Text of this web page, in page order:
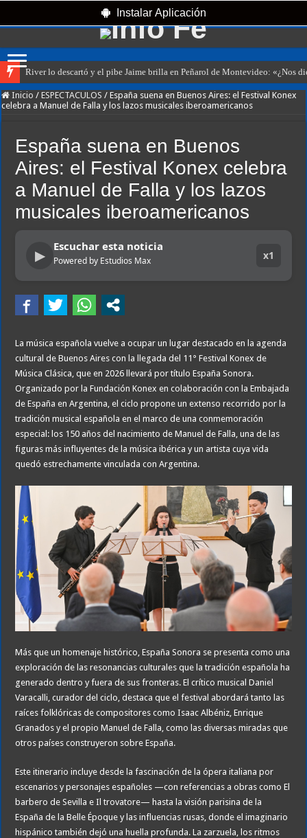
Instalar Aplicación
River lo descartó y el pibe Jaime brilla en Peñarol de Montevideo: «¿Nos
Inicio / ESPECTACULOS / España suena en Buenos Aires: el Festival Konex
celebra a Manuel de Falla y los lazos musicales iberoamericanos
España suena en Buenos
Aires: el Festival Konex celebra
a Manuel de Falla y los lazos
musicales iberoamericanos
▶
Escuchar esta noticia
Powered by Estudios Max x1
La música española vuelve a ocupar un lugar destacado en la agenda
cultural de Buenos Aires con la llegada del 11° Festival Konex de
Música Clásica, que en 2026 llevará por título España Sonora.
Organizado por la Fundación Konex en colaboración con la Embajada
de España en Argentina, el ciclo propone un extenso recorrido por la
tradición musical española en el marco de una conmemoración
especial: los 150 años del nacimiento de Manuel de Falla, una de las
figuras más influyentes de la música ibérica y un artista cuya vida
quedó estrechamente vinculada con Argentina.
Más que un homenaje histórico, España Sonora se presenta como una
exploración de las resonancias culturales que la tradición española ha
generado dentro y fuera de sus fronteras. El crítico musical Daniel
Varacalli, curador del ciclo, destaca que el festival abordará tanto las
raíces folklóricas de compositores como Isaac Albéniz, Enrique
Granados y el propio Manuel de Falla, como las diversas miradas que
otros países construyeron sobre España.
Este itinerario incluye desde la fascinación de la ópera italiana por
escenarios y personajes españoles —con referencias a obras como El
barbero de Sevilla e Il trovatore— hasta la visión parisina de la
España de la Belle Époque y las influencias rusas, donde el imaginario
hispánico también dejó una huella profunda. La zarzuela, los ritmos